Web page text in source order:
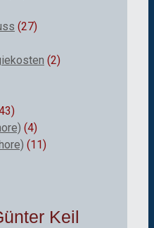
(27)
(2)
(4)
(11)
Keil